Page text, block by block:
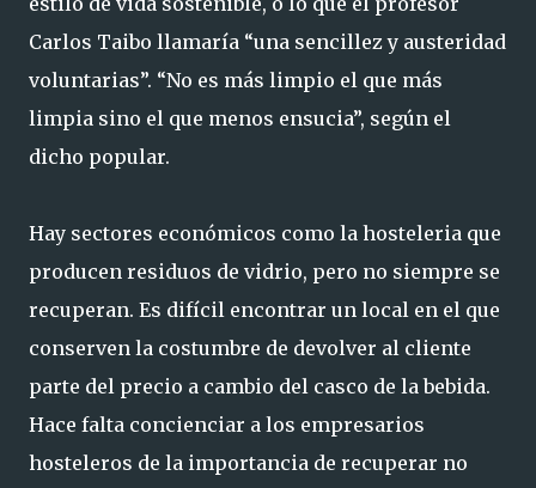
Carlos Taibo llamaría “una sencillez y austeridad
voluntarias”. “No es más limpio el que más
limpia sino el que menos ensucia”, según el
dicho popular.
Hay sectores económicos como la hosteleria que
producen residuos de vidrio, pero no siempre se
recuperan. Es difícil encontrar un local en el que
conserven la costumbre de devolver al cliente
parte del precio a cambio del casco de la bebida.
Hace falta concienciar a los empresarios
hosteleros de la importancia de recuperar no